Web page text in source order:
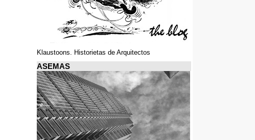
Klaustoons. Historietas de Arquitectos
ASEMAS